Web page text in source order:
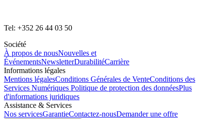
Tel: +352 26 44 03 50
Société
À propos de nousNouvelles et
ÉvénementsNewsletterDurabilitéCarrière
Informations légales
Mentions légalesConditions Générales de VenteConditions des
Services Numériques Politique de protection des donnéesPlus
d'informations juridiques
Assistance & Services
Nos servicesGarantieContactez-nousDemander une offre